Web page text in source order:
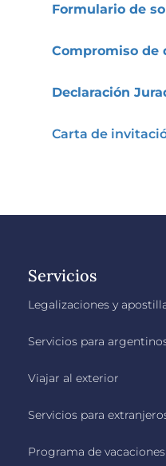
Formulario de
Compromiso de
Declaración
Carta de
Servicios
Legalizaciones y
Servicios para
Viajar al exterior
Servicios para
Programa de